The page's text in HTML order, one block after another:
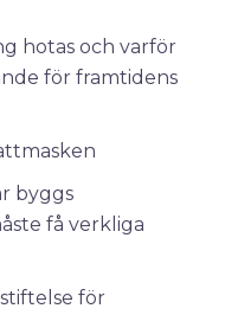
hotas och varför
för framtidens
byggs
få verkliga
för